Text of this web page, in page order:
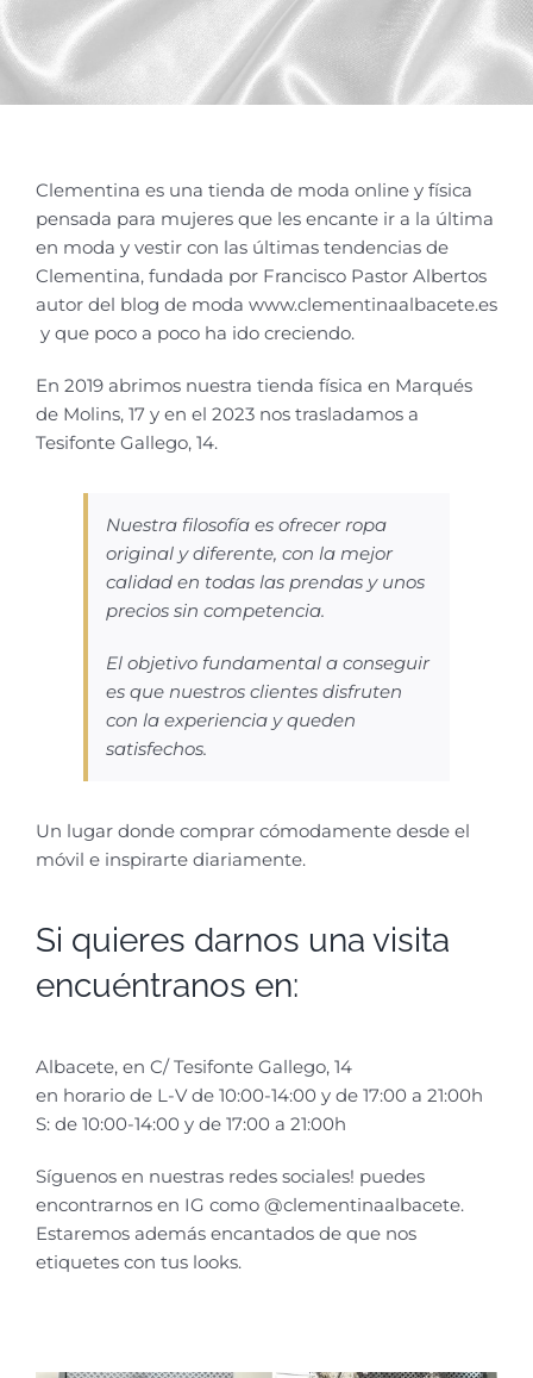
Clementina es una tienda de moda online y física
pensada para mujeres que les encante ir a la última
en moda y vestir con las últimas tendencias de
Clementina, fundada por Francisco Pastor Albertos
autor del blog de moda www.clementinaalbacete.es
y que poco a poco ha ido creciendo.
En 2019 abrimos nuestra tienda física en Marqués
de Molins, 17 y en el 2023 nos trasladamos a
Tesifonte Gallego, 14.
Nuestra filosofía es ofrecer ropa
original y diferente, con la mejor
calidad en todas las prendas y unos
precios sin competencia.
El objetivo fundamental a conseguir
es que nuestros clientes disfruten
con la experiencia y queden
satisfechos.
Un lugar donde comprar cómodamente desde el
móvil e inspirarte diariamente.
Si quieres darnos una visita
encuéntranos en:
Albacete, en C/ Tesifonte Gallego, 14
en horario de L-V de 10:00-14:00 y de 17:00 a 21:00h
S: de 10:00-14:00 y de 17:00 a 21:00h
Síguenos en nuestras redes sociales! puedes
encontrarnos en IG como @clementinaalbacete.
Estaremos además encantados de que nos
etiquetes con tus looks.